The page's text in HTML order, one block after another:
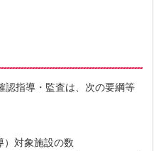
指導・監査は、次の要綱等
対象施設の数